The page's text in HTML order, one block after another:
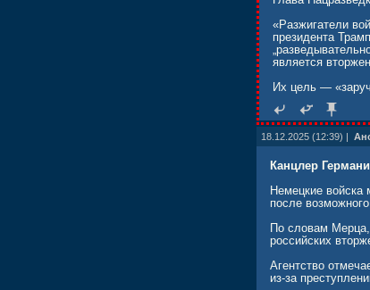
«Разжигатели
президента
является
Их цель —
18.12.2025 (12:39) |
Канцлер
Немецкие войска
после
По словам
российских
Агентство
из-за